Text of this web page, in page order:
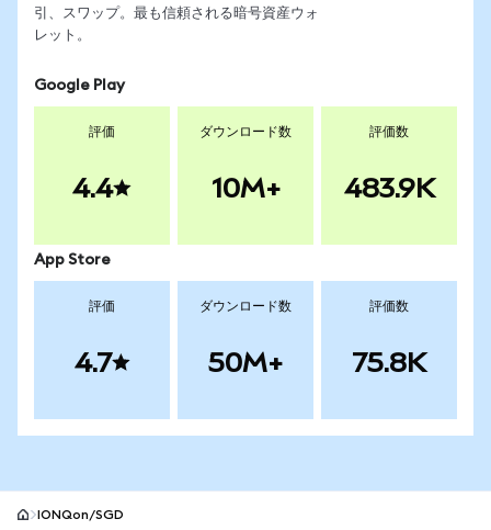
引、スワップ。最も信頼される暗号資産ウォ
レット。
Google Play
評価
4.4
ダウンロード数
10M+
評価数
483.9K
App Store
評価
4.7
ダウンロード数
50M+
評価数
75.8K
IONQon/SGD